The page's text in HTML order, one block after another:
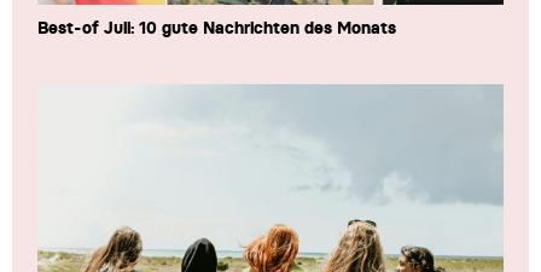
Best-of Juli: 10 gute Nachrichten des Monats